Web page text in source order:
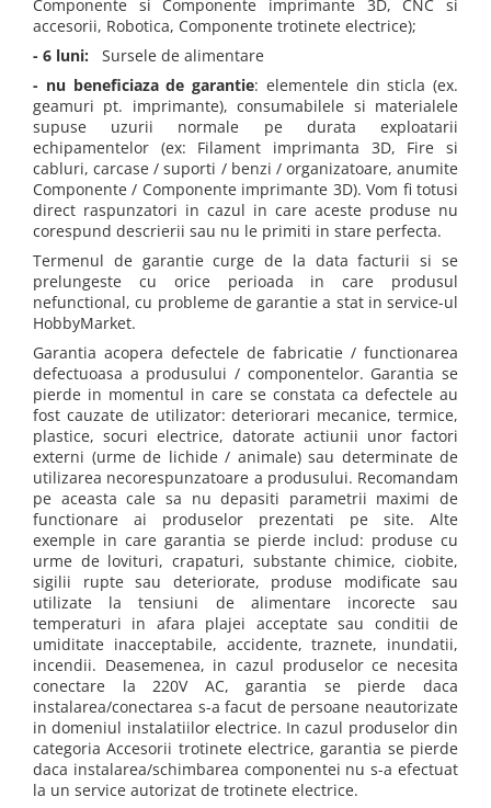
Componente si Componente imprimante 3D, CNC si
accesorii, Robotica, Componente trotinete electrice);
- 6 luni: Sursele de alimentare
- nu beneficiaza de garantie: elementele din sticla (ex.
geamuri pt. imprimante), consumabilele si materialele
supuse uzurii normale pe durata exploatarii
echipamentelor (ex: Filament imprimanta 3D, Fire si
cabluri, carcase / suporti / benzi / organizatoare, anumite
Componente / Componente imprimante 3D). Vom fi totusi
direct raspunzatori in cazul in care aceste produse nu
corespund descrierii sau nu le primiti in stare perfecta.
Termenul de garantie curge de la data facturii si se
prelungeste cu orice perioada in care produsul
nefunctional, cu probleme de garantie a stat in service-ul
HobbyMarket.
Garantia acopera defectele de fabricatie / functionarea
defectuoasa a produsului / componentelor. Garantia se
pierde in momentul in care se constata ca defectele au
fost cauzate de utilizator: deteriorari mecanice, termice,
plastice, socuri electrice, datorate actiunii unor factori
externi (urme de lichide / animale) sau determinate de
utilizarea necorespunzatoare a produsului. Recomandam
pe aceasta cale sa nu depasiti parametrii maximi de
functionare ai produselor prezentati pe site. Alte
exemple in care garantia se pierde includ: produse cu
urme de lovituri, crapaturi, substante chimice, ciobite,
sigilii rupte sau deteriorate, produse modificate sau
utilizate la tensiuni de alimentare incorecte sau
temperaturi in afara plajei acceptate sau conditii de
umiditate inacceptabile, accidente, traznete, inundatii,
incendii. Deasemenea, in cazul produselor ce necesita
conectare la 220V AC, garantia se pierde daca
instalarea/conectarea s-a facut de persoane neautorizate
in domeniul instalatiilor electrice. In cazul produselor din
categoria Accesorii trotinete electrice, garantia se pierde
daca instalarea/schimbarea componentei nu s-a efectuat
la un service autorizat de trotinete electrice.